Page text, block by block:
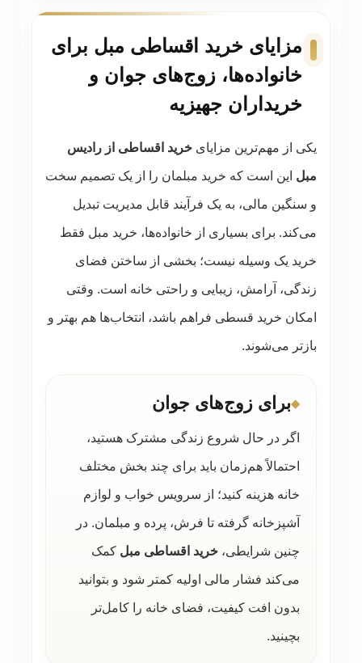
مزایای خرید اقساطی مبل برای
خانواده‌ها، زوج‌های جوان و
خریداران جهیزیه
یکی از مهم‌ترین مزایای خرید اقساطی از رادیس
مبل این است که خرید مبلمان را از یک تصمیم سخت
و سنگین مالی، به یک فرآیند قابل مدیریت تبدیل
می‌کند. برای بسیاری از خانواده‌ها، خرید مبل فقط
خرید یک وسیله نیست؛ بخشی از ساختن فضای
زندگی، آرامش، زیبایی و راحتی خانه است. وقتی
امکان خرید قسطی فراهم باشد، انتخاب‌ها هم بهتر و
بازتر می‌شوند.
برای زوج‌های جوان
اگر در حال شروع زندگی مشترک هستید،
احتمالاً هم‌زمان باید برای چند بخش مختلف
خانه هزینه کنید؛ از سرویس خواب و لوازم
آشپزخانه گرفته تا فرش، پرده و مبلمان. در
چنین شرایطی، خرید اقساطی مبل کمک
می‌کند فشار مالی اولیه کمتر شود و بتوانید
بدون افت کیفیت، فضای خانه را کامل‌تر
بچینید.